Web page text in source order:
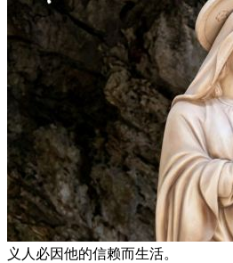
义人必因他的信赖而生活。